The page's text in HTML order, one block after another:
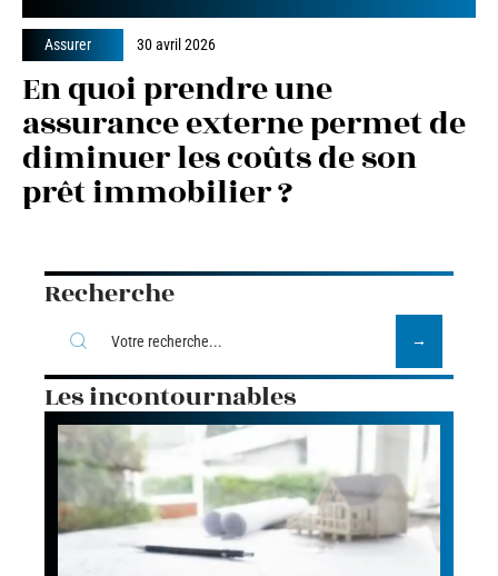
Assurer 30 avril 2026
En quoi prendre une
assurance externe permet de
diminuer les coûts de son
prêt immobilier ?
Recherche
Les incontournables